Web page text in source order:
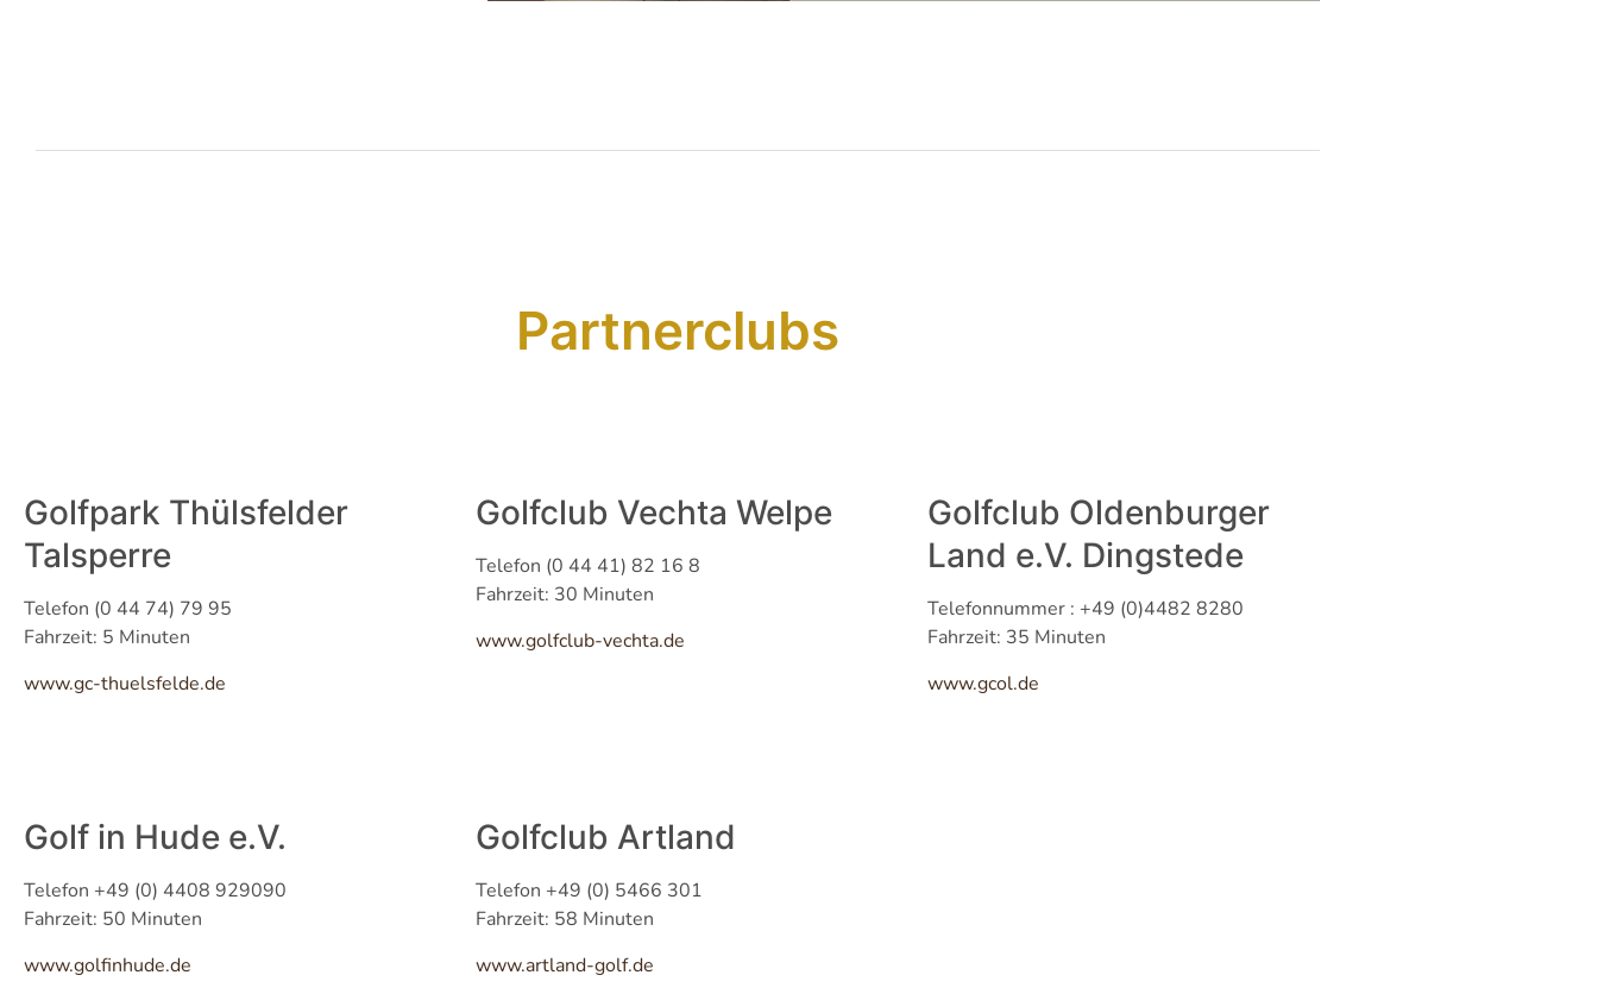
Partnerclubs
Golfpark Thülsfelder
Talsperre
Telefon (0 44 74) 79 95
Fahrzeit: 5 Minuten
www.gc-thuelsfelde.de
Golfclub Vechta Welpe
Telefon (0 44 41) 82 16 8
Fahrzeit: 30 Minuten
www.golfclub-vechta.de
Golfclub Oldenburger
Land e.V. Dingstede
Telefonnummer : +49 (0)4482 8280
Fahrzeit: 35 Minuten
www.gcol.de
Golf in Hude e.V.
Telefon +49 (0) 4408 929090
Fahrzeit: 50 Minuten
www.golfinhude.de
Golfclub Artland
Telefon +49 (0) 5466 301
Fahrzeit: 58 Minuten
www.artland-golf.de
Hauptstraße 34, 49681 Garrel
info@hotelpost-garrel.de
2026 © Hotel zur Post